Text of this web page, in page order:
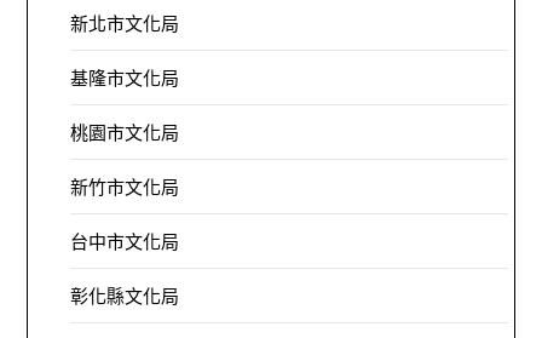
新北市文化局
基隆市文化局
桃園市文化局
新竹市文化局
台中市文化局
彰化縣文化局